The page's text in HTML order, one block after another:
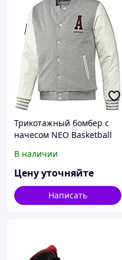
Трикотажный бомбер с
начесом NEO Basketball
В наличии
Цену уточняйте
Написать